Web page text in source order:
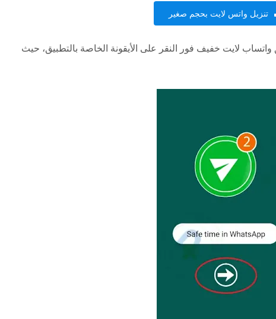
تنزيل واتس لايت بحجم صغير
لايت خفيف فور النقر على الأيقونة الخاصة بالتطبيق، حيث